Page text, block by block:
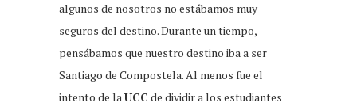
algunos de nosotros no estábamos muy
seguros del destino. Durante un tiempo,
pensábamos que nuestro destino iba a ser
Santiago de Compostela. Al menos fue el
intento de laUCC de dividir a los estudiantes